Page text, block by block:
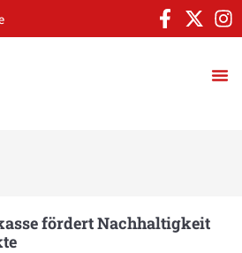
fördert Nachhaltigkeit